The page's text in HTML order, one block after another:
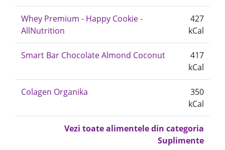
Whey Premium - Happy Cookie -
AllNutrition
427
kCal
Smart Bar Chocolate Almond Coconut
417
kCal
Colagen Organika
350
kCal
Vezi toate alimentele din categoria
Suplimente